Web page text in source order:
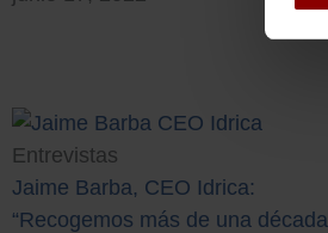
Entrevistas
Jaime Barba, CEO Idrica:
“Recogemos más de una década